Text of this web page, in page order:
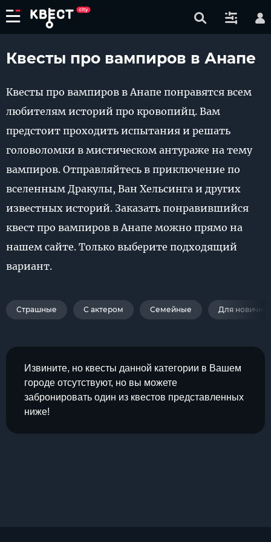
Квесты про вампиров в Анапе
Квесты про вампиров в Анапе понравятся всем
любителям историй про кровопийц. Вам
предстоит проходить испытания и решать
головоломки в мистическом антураже на тему
вампиров. Отправляйтесь в приключение по
вселенным Дракулы, Ван Хельсинга и других
известных историй. Заказать понравившийся
квест про вампиров в Анапе можно прямо на
нашем сайте. Только выберите подходящий
вариант.
Страшные С актером Семейные Для новичков
Извините, но квесты данной категории в Вашем
городе отсутствуют, но вы можете
забронировать один из квестов представленных
ниже!